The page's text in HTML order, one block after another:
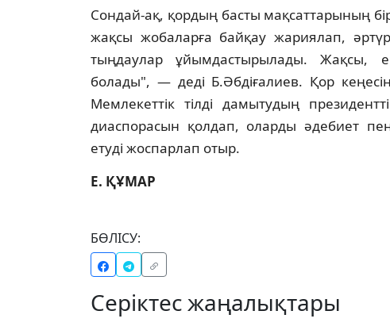
Сондай-ақ, қордың басты мақсаттарының
жақсы жобаларға байқау жариялап,
тыңдаулар ұйымдастырылады. Жақсы,
болады", — дедi Б.Әбдiғалиев. Қор
Мемлекеттiк тiлдi дамытудың
диаспорасын қолдап, оларды әдебиет
етудi жоспарлап отыр.
Е. ҚҰМАР
БӨЛІСУ:
Серіктес жаңалықтары